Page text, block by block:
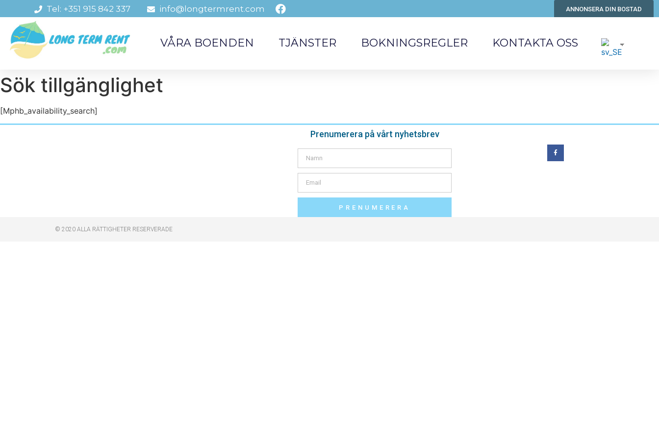
Tel: +351 915 842 337 info@longtermrent.com ANNONSERA DIN BOSTAD
VÅRA BOENDEN TJÄNSTER BOKNINGSREGLER KONTAKTA OSS
Sök tillgänglighet
[Mphb_availability_search]
Prenumerera på vårt nyhetsbrev
PRENUMERERA
© 2020 ALLA RÄTTIGHETER RESERVERADE